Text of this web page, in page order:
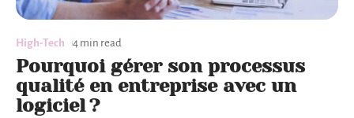
High-Tech 4 min read
Pourquoi gérer son processus
qualité en entreprise avec un
logiciel ?